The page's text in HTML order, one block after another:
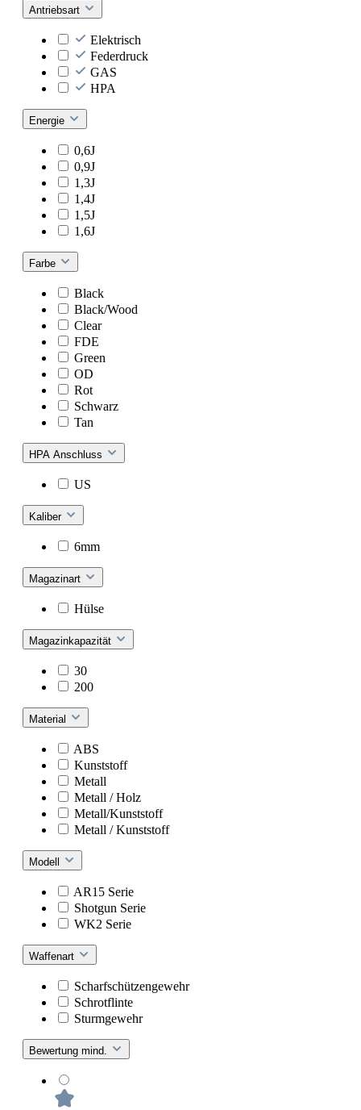
Antriebsart
Elektrisch
Federdruck
GAS
HPA
Energie
0,6J
0,9J
1,3J
1,4J
1,5J
1,6J
Farbe
Black
Black/Wood
Clear
FDE
Green
OD
Rot
Schwarz
Tan
HPA Anschluss
US
Kaliber
6mm
Magazinart
Hülse
Magazinkapazität
30
200
Material
ABS
Kunststoff
Metall
Metall / Holz
Metall/Kunststoff
Metall / Kunststoff
Modell
AR15 Serie
Shotgun Serie
WK2 Serie
Waffenart
Scharfschützengewehr
Schrotflinte
Sturmgewehr
Bewertung mind.